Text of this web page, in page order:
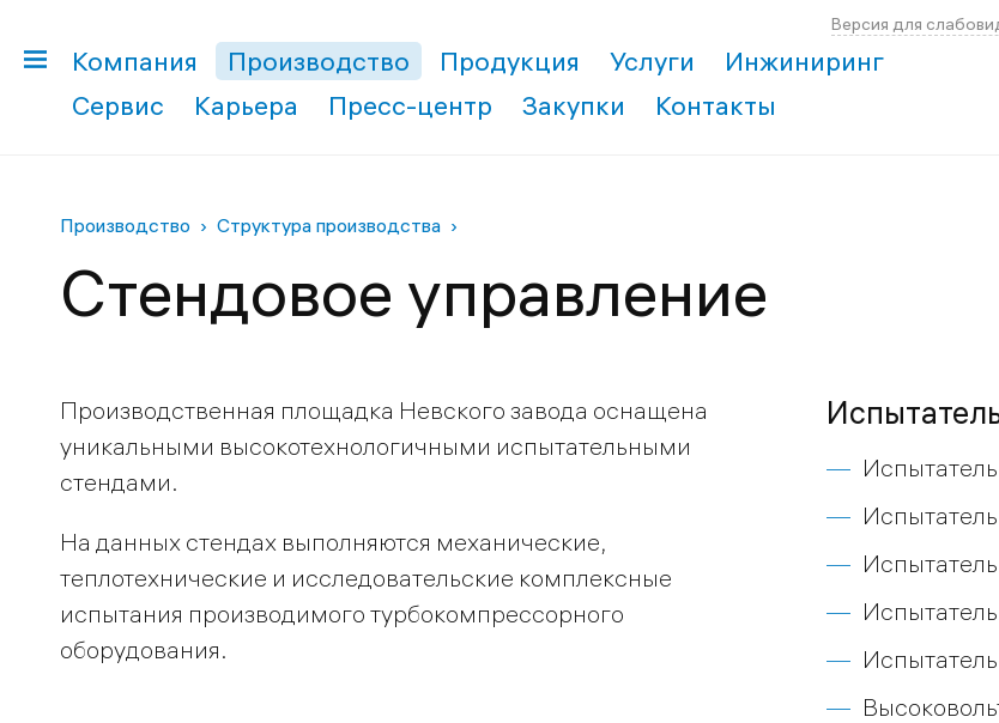
Компания Производство Продукция Услуги
Инжиниринг
Сервис
Карьера Пресс-центр Закупки Контакты
Версия для
Производство Структура производства
Cтендовое управление
Производственная площадка Невского завода оснащена
уникальными высокотехнологичными испытательными
стендами.
На данных стендах выполняются механические,
теплотехнические и исследовательские комплексные
испытания производимого турбокомпрессорного
оборудования.